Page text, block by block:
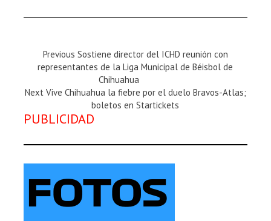
Previous
Magazine
Previous Sostiene director del ICHD reunión con
representantes de la Liga Municipal de Béisbol de
Chihuahua
Next
:
Next Vive Chihuahua la fiebre por el duelo Bravos-Atlas;
boletos en Startickets
PUBLICIDAD